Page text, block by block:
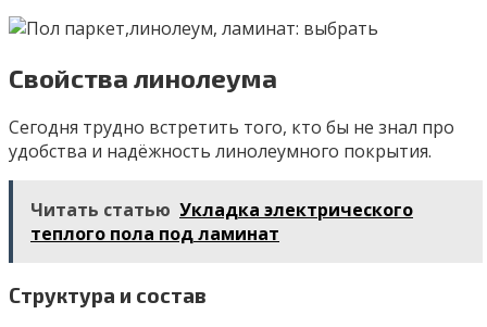
Свойства линолеума
Сегодня трудно встретить того, кто бы не знал про
удобства и надёжность линолеумного покрытия.
Читать статью Укладка электрического
теплого пола под ламинат
Структура и состав